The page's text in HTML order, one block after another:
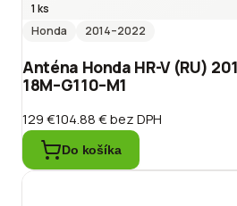
1 ks
Honda
2014–2022
Anténa Honda HR-V (RU)
18M–G110–M1
129 €104.88 €bez DPH
Do košíka